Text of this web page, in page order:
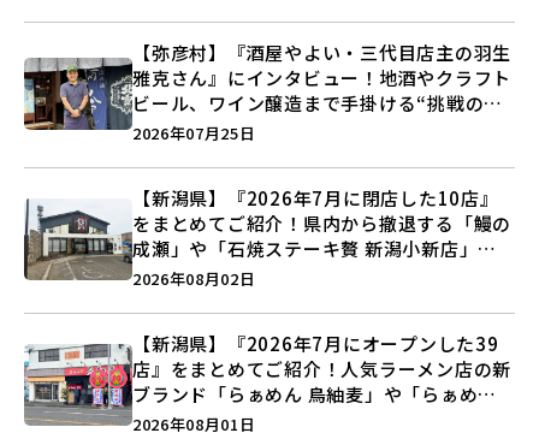
【弥彦村】『酒屋やよい・三代目店主の羽生
雅克さん』にインタビュー！地酒やクラフト
ビール、ワイン醸造まで手掛ける“挑戦の歴
史”に迫る♪
2026年07月25日
【新潟県】『2026年7月に閉店した10店』
をまとめてご紹介！県内から撤退する「鰻の
成瀬」や「石焼ステーキ贅 新潟小新店」が
営業に幕…。
2026年08月02日
【新潟県】『2026年7月にオープンした39
店』をまとめてご紹介！人気ラーメン店の新
ブランド「らぁめん 鳥紬麦」や「らぁめん
しょうがの空」など盛りだくさん♪
2026年08月01日